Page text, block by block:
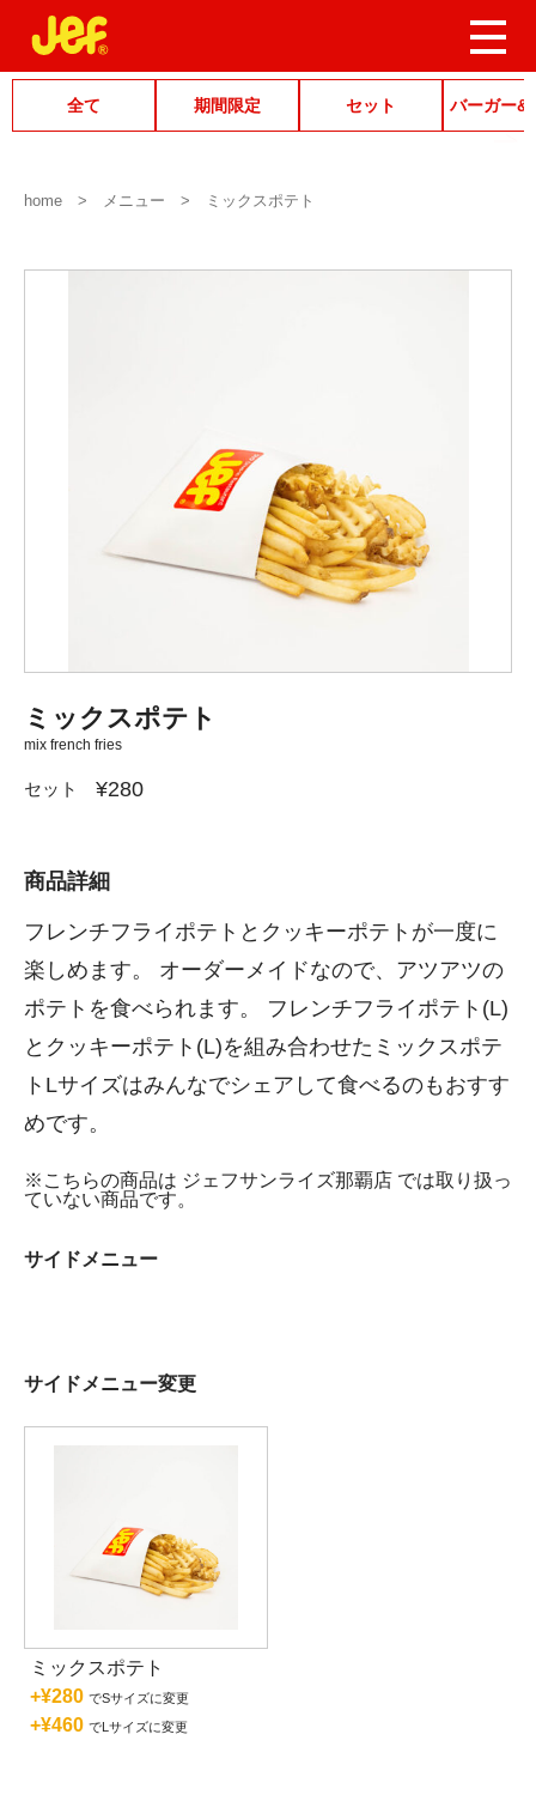
全て 期間限定 セット バーガー&
home メニュー ミックスポテト
ミックスポテト
mix french fries
セット ¥280
商品詳細
フレンチフライポテトとクッキーポテトが一度に
楽しめます。 オーダーメイドなので、アツアツの
ポテトを食べられます。 フレンチフライポテト(L)
とクッキーポテト(L)を組み合わせたミックスポテ
トLサイズはみんなでシェアして食べるのもおすす
めです。
※こちらの商品は ジェフサンライズ那覇店 では取り扱っ
ていない商品です。
サイドメニュー
サイドメニュー変更
ミックスポテト
+¥280 でSサイズに変更
+¥460 でLサイズに変更